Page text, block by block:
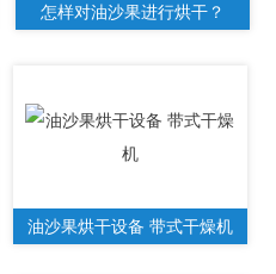
怎样对油沙果进行烘干？
油沙果烘干设备 带式干燥机